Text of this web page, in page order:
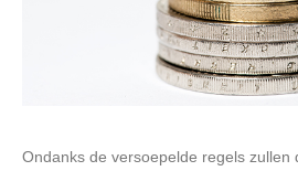
Ondanks de versoepelde regels zullen